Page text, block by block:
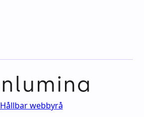
Hållbar webbyrå